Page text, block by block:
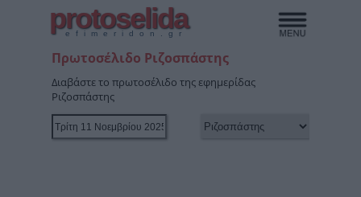
protoselida
efimeridon.gr
Πρωτοσέλιδο Ριζοσπάστης
Διαβάστε το πρωτοσέλιδο της εφημερίδας
Ριζοσπάστης